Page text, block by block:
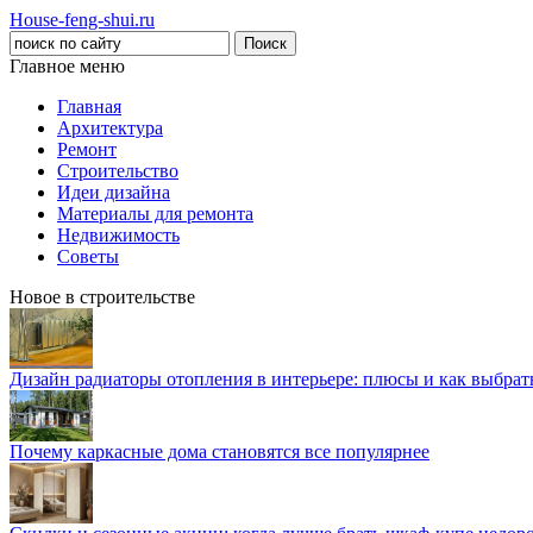
House-feng-shui.ru
Главное меню
Главная
Архитектура
Ремонт
Строительство
Идеи дизайна
Материалы для ремонта
Недвижимость
Советы
Новое в строительстве
Дизайн радиаторы отопления в интерьере: плюсы и как
Почему каркасные дома становятся все популярнее